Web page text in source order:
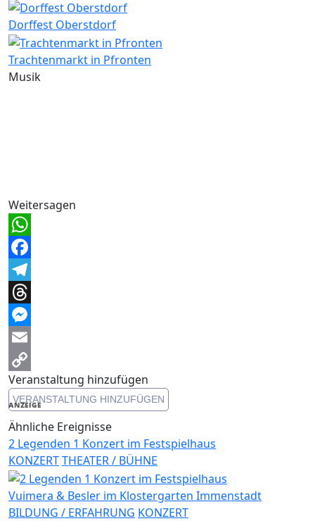
Dorffest Oberstdorf
Trachtenmarkt in Pfronten
Musik
Weitersagen
WhatsApp
Facebook
Telegram
Threads
Messenger
Email
Copy
Link
Veranstaltung hinzufügen
VERANSTALTUNG HINZUFÜGEN
ANZEIGE
Ähnliche Ereignisse
2 Legenden 1 Konzert im Festspielhaus
KONZERTTHEATER / BÜHNE
Vuimera & Besler im Klostergarten Immenstadt
BILDUNG / ERFAHRUNG KONZERT